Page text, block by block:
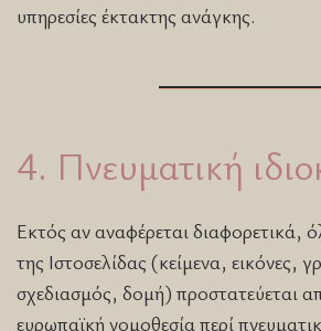
υπηρεσίες έκτακτης ανάγκης.
4. Πνευματική
Εκτός αν αναφέρεται διαφορετικά,
της Ιστοσελίδας (κείμενα, εικόνες,
σχεδιασμός, δομή) προστατεύεται
ευρωπαϊκή νομοθεσία περί